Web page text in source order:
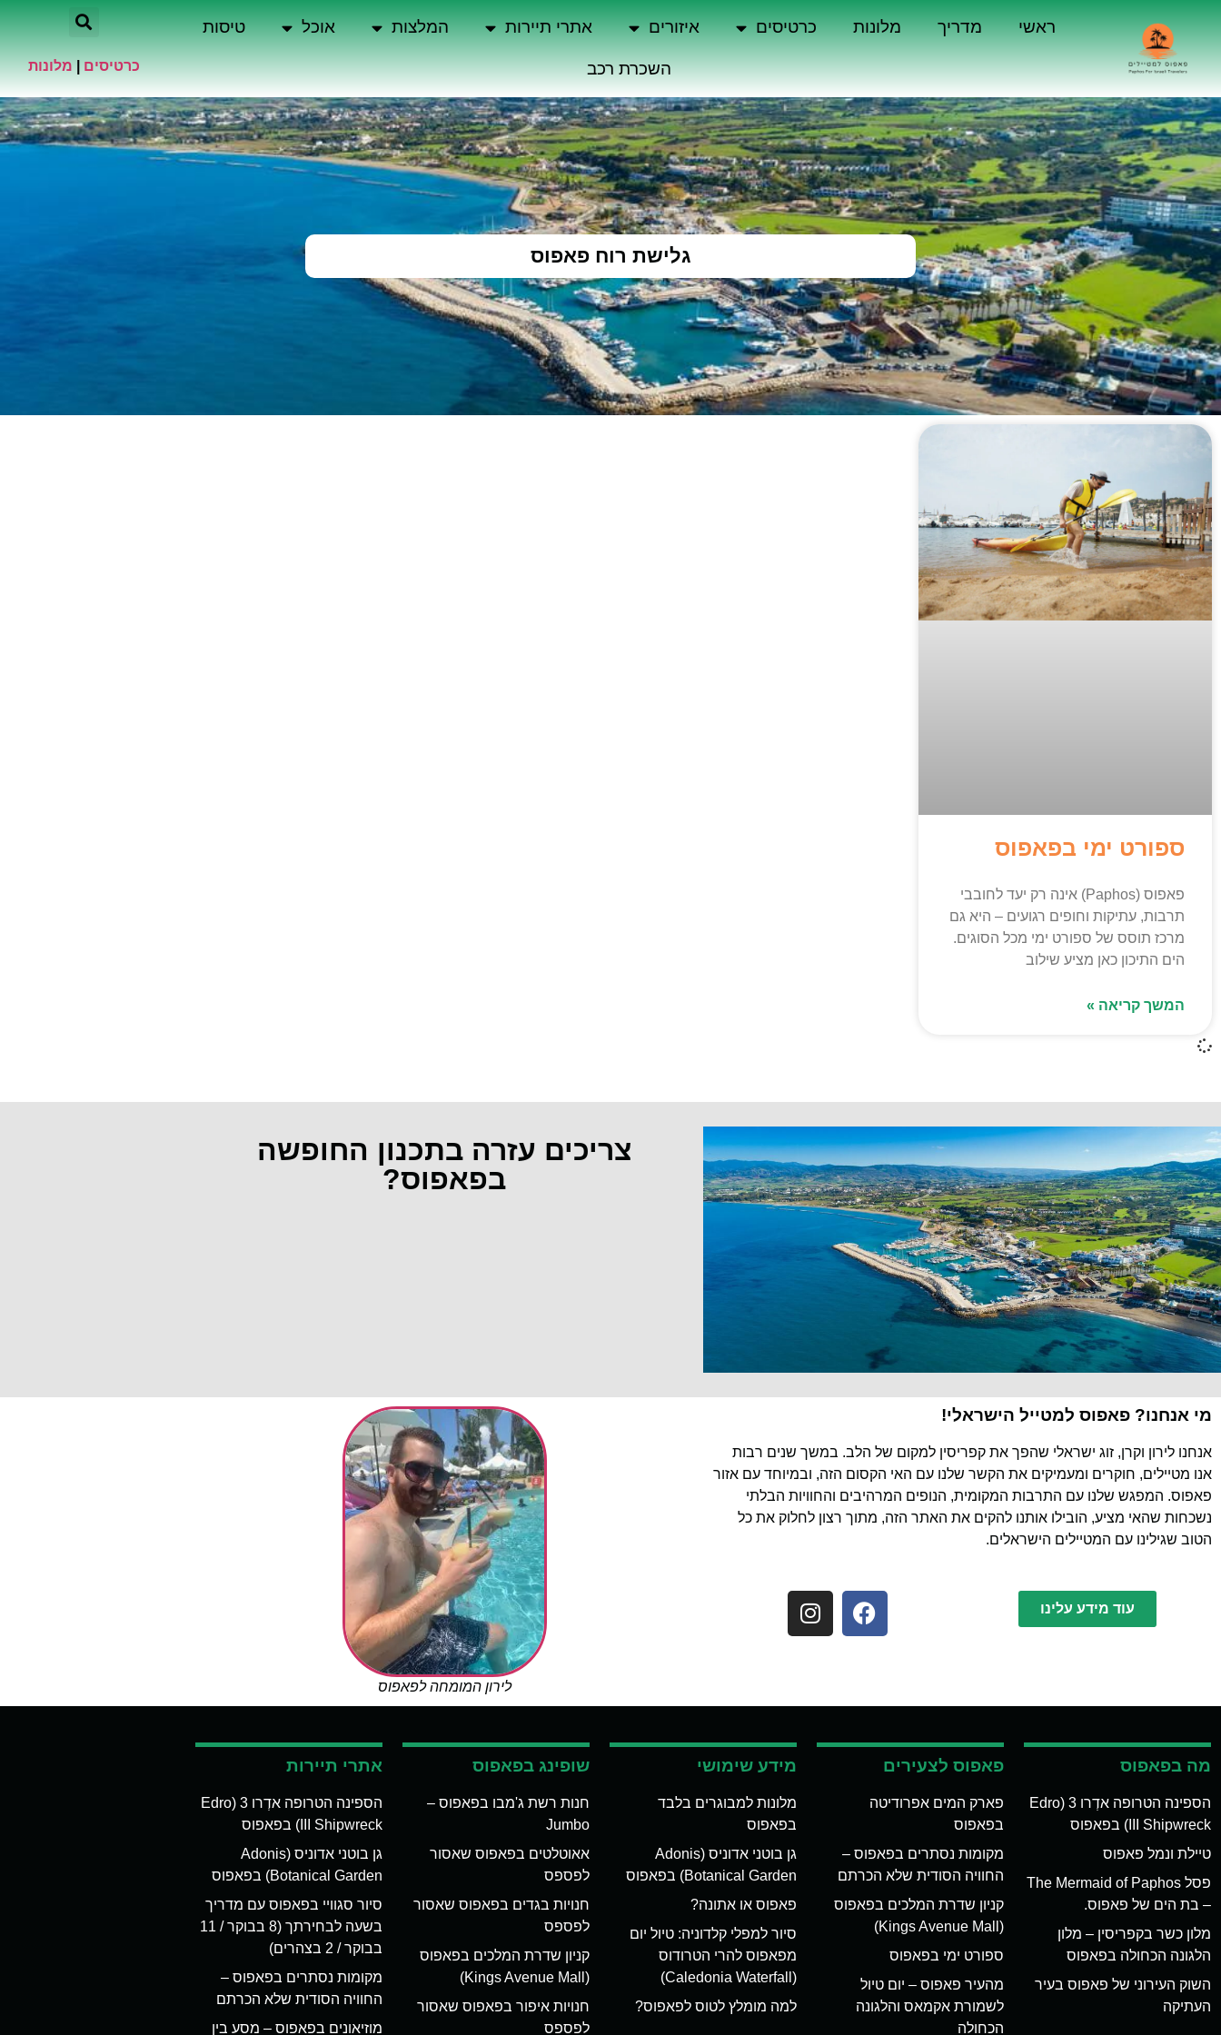
ראשי מדריך מלונות כרטיסים איזורים אתרי תיירות המלצות אוכל טיסות
השכרת רכב כרטיסים מלונות
גלישת רוח פאפוס
ספורט ימי בפאפוס
פאפוס (Paphos) אינה רק יעד לחובבי
תרבות, עתיקות וחופים רגועים – היא גם
מרכז תוסס של ספורט ימי מכל הסוגים.
הים התיכון כאן מציע שילוב
המשך קריאה »
צריכים עזרה בתכנון החופשה
בפאפוס?
מי אנחנו? פאפוס למטייל הישראלי!
אנחנו לירון וקרן, זוג ישראלי שהפך את קפריסין למקום של הלב. במשך שנים רבות
אנו מטיילים, חוקרים ומעמיקים את הקשר שלנו עם האי הקסום הזה, ובמיוחד עם אזור
פאפוס. המפגש שלנו עם התרבות המקומית, הנופים המרהיבים והחוויות הבלתי
נשכחות שהאי מציע, הובילו אותנו להקים את האתר הזה, מתוך רצון לחלוק את כל
הטוב שגילינו עם המטיילים הישראלים.
עוד מידע עלינו
לירון המומחה לפאפוס
מה בפאפוס
הספינה הטרופה אדְרו 3 (Edro
III Shipwreck) בפאפוס
טיילת ונמל פאפוס
פסל The Mermaid of Paphos
– בת הים של פאפוס.
מלון כשר בקפריסין – מלון
הלגונה הכחולה בפאפוס
השוק העירוני של פאפוס בעיר
העתיקה
פאפוס לצעירים
פארק המים אפרודיטה
בפאפוס
מקומות נסתרים בפאפוס –
החוויה הסודית שלא הכרתם
קניון שדרת המלכים בפאפוס
(Kings Avenue Mall)
ספורט ימי בפאפוס
מהעיר פאפוס – יום טיול
לשמורת אקמאס והלגונה
הכחולה
מידע שימושי
מלונות למבוגרים בלבד
בפאפוס
גן בוטני אדוניס (Adonis
Botanical Garden) בפאפוס
פאפוס או אתונה?
סיור למפלי קלדוניה: טיול יום
מפאפוס להרי הטרודוס
(Caledonia Waterfall)
למה מומלץ לטוס לפאפוס?
שופינג בפאפוס
חנות רשת ג'מבו בפאפוס –
Jumbo
אאוטלטים בפאפוס שאסור
לפספס
חנויות בגדים בפאפוס שאסור
לפספס
קניון שדרת המלכים בפאפוס
(Kings Avenue Mall)
חנויות איפור בפאפוס שאסור
לפספס
אתרי תיירות
הספינה הטרופה אדְרו 3 (Edro
III Shipwreck) בפאפוס
גן בוטני אדוניס (Adonis
Botanical Garden) בפאפוס
סיור סגוויי בפאפוס עם מדריך
בשעה לבחירתך (8 בבוקר / 11
בבוקר / 2 בצהרים)
מקומות נסתרים בפאפוס –
החוויה הסודית שלא הכרתם
מוזיאונים בפאפוס – מסע בין